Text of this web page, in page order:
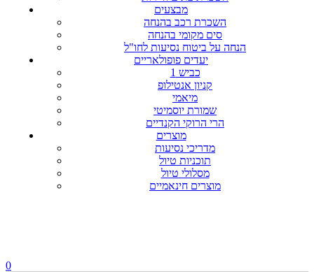
מבצעים
השכרת רכב בהנחה
סים מקומי בהנחה
הנחה על ביטוח נסיעות לחו"ל
יעדים פופולאריים
כביש 1
קניון אנטילופ
מיאמי
שמורת יוסמיטי
הרי הרוקי הקנדיים
מוצרים
מדריכי נסיעות
תוכניות טיול
מסלולי טיול
מוצרים חינאמיים
0